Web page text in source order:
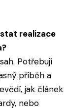
realizace
Potřebují
příběh a
jak článek
nebo